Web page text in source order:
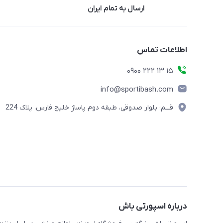
ارسال به تمام ایران
اطلاعات تماس
15 13 222 0900
info@sportibash.com
قـــم؛ بلوار صدوقی، طبقه دوم پاساژ خلیج فارس، پلاک 224
درباره اسپورتی باش